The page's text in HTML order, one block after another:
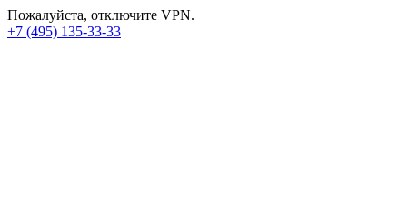
Пожалуйста, отключите VPN.
+7 (495) 135-33-33